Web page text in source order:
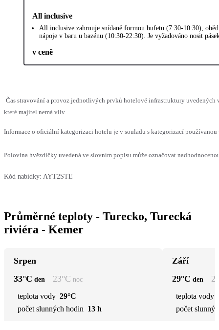
All inclusive
All inclusive zahrnuje snídaně formou bufetu (7:30-10:30),
nápoje v baru u bazénu (10:30-22:30). Je vyžadováno nosit
v ceně
Čas stravování a provoz jednotlivých prvků hotelové infrastruktury uvedených
které majitel nemá vliv.
Informace o oficiální kategorizaci hotelu je v souladu s kategorizací
Polovina hvězdičky uvedená ve slovním popisu může označovat
Kód nabídky: AYT2STE
Průměrné teploty - Turecko, Turecká
riviéra - Kemer
Srpen
33°C den 23°C noc
teplota vody 29°C
počet slunných hodin 13 h
Září
29°C den
teplota vody
počet